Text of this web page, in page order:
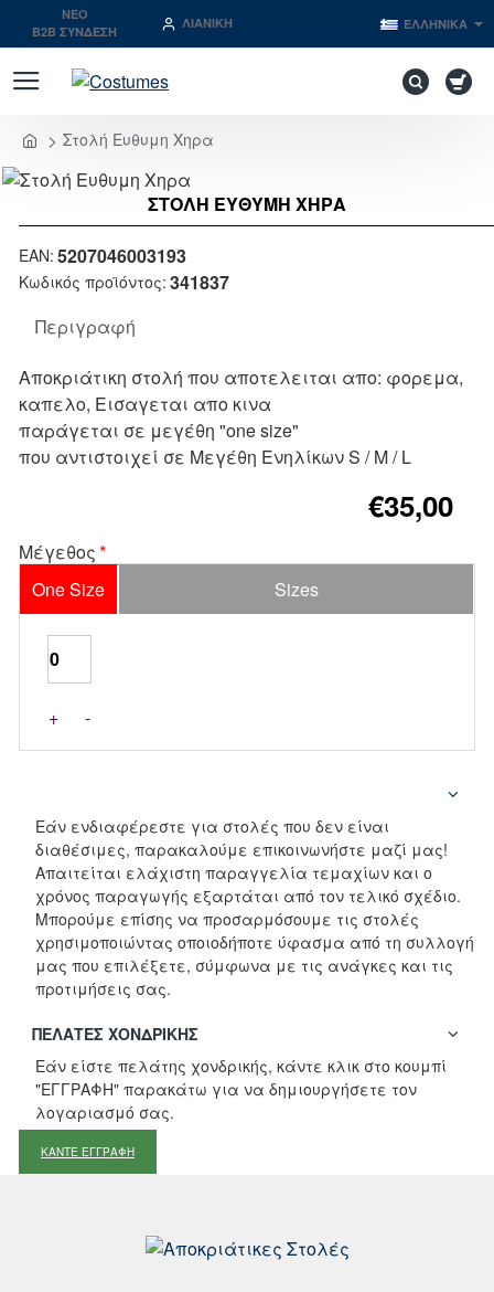
NEO
B2B ΣΥΝΔΕΣΗ
ΛΙΑΝΙΚΉ ΕΛΛΗΝΙΚΆ
Στολή Ευθυμη Χηρα
ΣΤΟΛΉ ΕΥΘΥΜΗ ΧΗΡΑ
Περιγραφή
Αποκριάτικη στολή που αποτελειται απο: φορεμα,
καπελο, Εισαγεται απο κινα
παράγεται σε μεγέθη "one size"
που αντιστοιχεί σε Μεγέθη Ενηλίκων S / M / L
Κωδικός προϊόντος: 341837
EAN: 5207046003193
€35,00
Μέγεθος
One Size
Sizes
+ -
Εάν ενδιαφέρεστε για στολές που δεν είναι
διαθέσιμες, παρακαλούμε επικοινωνήστε μαζί μας!
Απαιτείται ελάχιστη παραγγελία τεμαχίων και ο
χρόνος παραγωγής εξαρτάται από τον τελικό σχέδιο.
Μπορούμε επίσης να προσαρμόσουμε τις στολές
χρησιμοποιώντας οποιοδήποτε ύφασμα από τη συλλογή
μας που επιλέξετε, σύμφωνα με τις ανάγκες και τις
προτιμήσεις σας.
ΠΕΛΆΤΕΣ ΧΟΝΔΡΙΚΉΣ
Εάν είστε πελάτης χονδρικής, κάντε κλικ στο κουμπί
"ΕΓΓΡΑΦΗ" παρακάτω για να δημιουργήσετε τον
λογαριασμό σας.
ΚΑΝΤΕ ΕΓΓΡΑΦΗ